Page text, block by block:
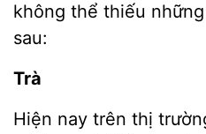
không thể thiếu
sau:
Trà
Hiện nay trên thị